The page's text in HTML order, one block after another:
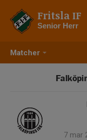
Matcher
Fritsla IF
Senior Herr
7 mar